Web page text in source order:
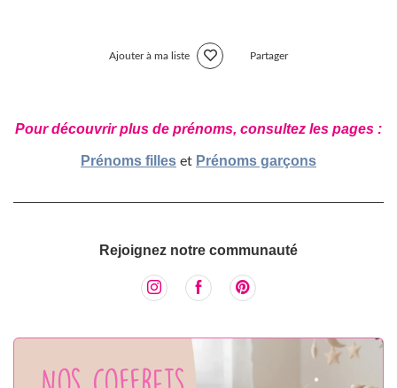
Ajouter à ma liste Partager
Pour découvrir plus de prénoms, consultez les pages :
Prénoms filles et Prénoms garçons
Rejoignez notre communauté